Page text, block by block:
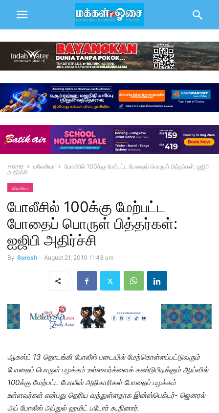
Home மலேசியா
போலீசில் 100க்கு மேற்பட்ட போதைப் பொருள் பித்தர்கள்: ஐஜிபி
அதிர்ச்சி
மலேசியா
போலீசில் 100க்கு மேற்பட்ட
போதைப் பொருள் பித்தர்கள்:
ஐஜிபி அதிர்ச்சி
By Suresh - August 21, 2019 11:43 am
ஆகஸ்ட் 13 தொடங்கி போலீஸ் படையில் மேற்கொள்ளப்பட்டுவரும்
போதைப் பொருள் பழக்கம் உள்ளவர்க்ளைக் கண்டுபிடிக்கும் ஆய்வில்
100க்கு மேற்பட்ட போலீஸ் அதிகாரிகள் போதைப் பழக்கம்
உள்ளவர்கள் என்பது தெரிய வந்துள்ளதாக இன்ஸ்பெக்டர்- ஜெனரல்
அப் போலீஸ் அப்துல் ஹமிட் படோர் கூறினார்.